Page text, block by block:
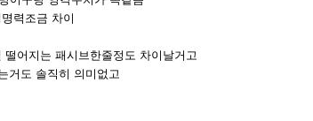
력조금 차이
어지는 패시브한줄정도 차이날거고
거도 솔직히 의미없고